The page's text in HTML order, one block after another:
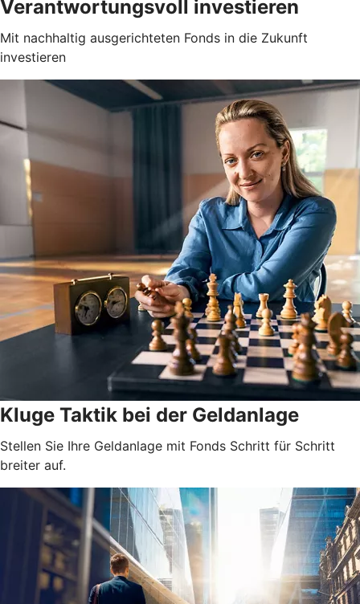
Verantwortungsvoll investieren
Mit nachhaltig ausgerichteten Fonds in die Zukunft
investieren
Kluge Taktik bei der Geldanlage
Stellen Sie Ihre Geldanlage mit Fonds Schritt für Schritt
breiter auf.